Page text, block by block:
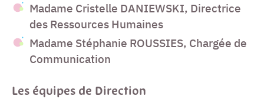
Madame Cristelle DANIEWSKI, Directrice
des Ressources Humaines
Madame Stéphanie ROUSSIES, Chargée de
Communication
Les équipes de Direction